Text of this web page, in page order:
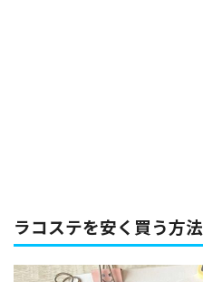
ラコステを安く買う方法